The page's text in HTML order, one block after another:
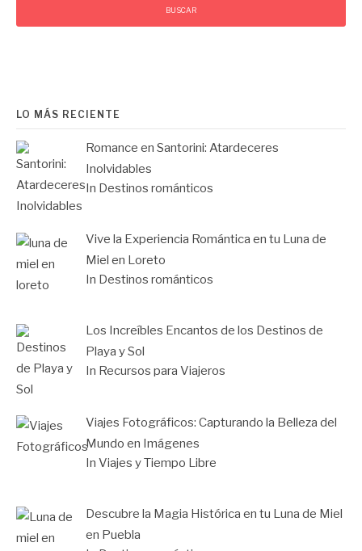
LO MÁS RECIENTE
Romance en Santorini: Atardeceres
Inolvidables
In Destinos románticos
Vive la Experiencia Romántica en tu Luna de
Miel en Loreto
In Destinos románticos
Los Increíbles Encantos de los Destinos de
Playa y Sol
In Recursos para Viajeros
Viajes Fotográficos: Capturando la Belleza del
Mundo en Imágenes
In Viajes y Tiempo Libre
Descubre la Magia Histórica en tu Luna de Miel
en Puebla